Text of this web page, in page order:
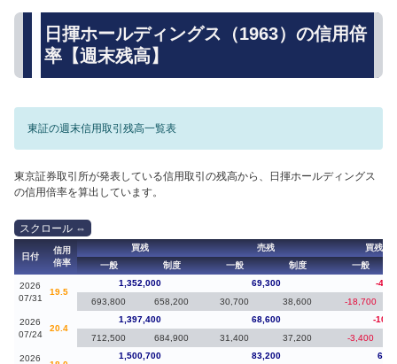
日揮ホールディングス（1963）の信用倍
率【週末残高】
東証の週末信用取引残高一覧表
東京証券取引所が発表している信用取引の残高から、日揮ホールディングス
の信用倍率を算出しています。
日付
信用
倍率
買残 売残
買残（
一般
制度 一般 制度 一般
2026
07/31
19.5
1,352,000 69,300
-
693,800
658,200 30,700 38,600 -18,700
2026
07/24
20.4
1,397,400 68,600
-
712,500
684,900 31,400 37,200 -3,400
2026
1,500,700 83,200